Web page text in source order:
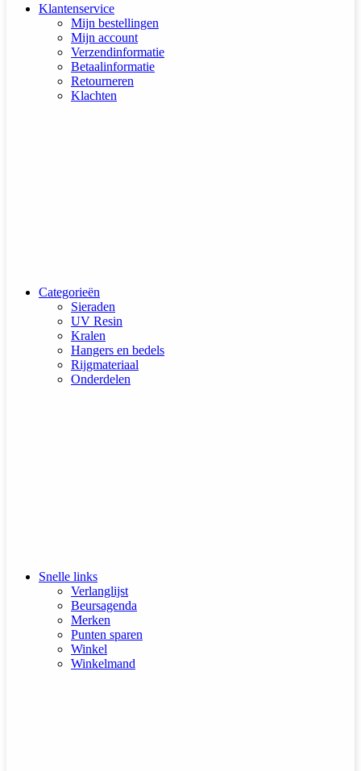
Klantenservice
Mijn bestellingen
Mijn account
Verzendinformatie
Betaalinformatie
Retourneren
Klachten
Categorieën
Sieraden
UV Resin
Kralen
Hangers en bedels
Rijgmateriaal
Onderdelen
Snelle links
Verlanglijst
Beursagenda
Merken
Punten sparen
Winkel
Winkelmand